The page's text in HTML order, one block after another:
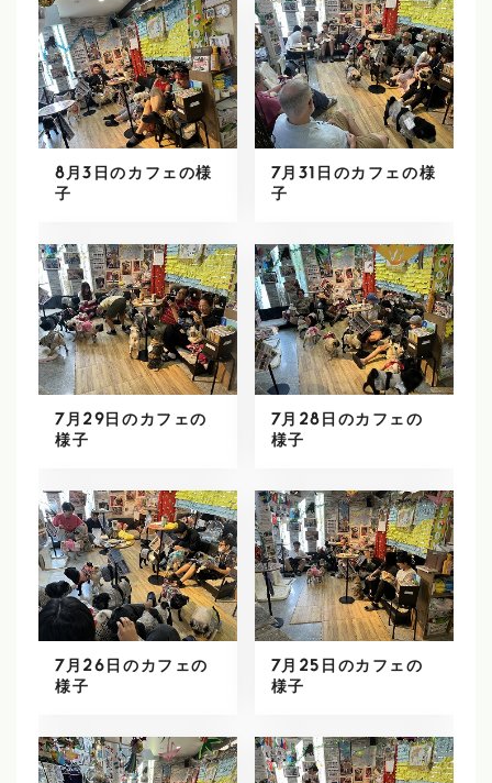
8月3日のカフェの様
子
7月31日のカフェの様
子
7月29日のカフェの
様子
7月28日のカフェの
様子
7月26日のカフェの
様子
7月25日のカフェの
様子